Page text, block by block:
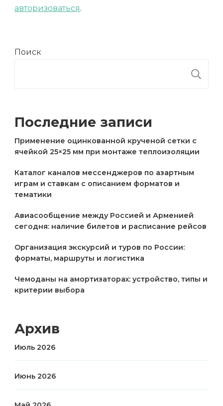
авторизоваться.
Поиск
Последние записи
Применение оцинкованной крученой сетки с
ячейкой 25×25 мм при монтаже теплоизоляции
Каталог каналов мессенджеров по азартным
играм и ставкам с описанием форматов и
тематики
Авиасообщение между Россией и Арменией
сегодня: наличие билетов и расписание рейсов
Организация экскурсий и туров по России:
форматы, маршруты и логистика
Чемоданы на амортизаторах: устройство, типы и
критерии выбора
Архив
Июль 2026
Июнь 2026